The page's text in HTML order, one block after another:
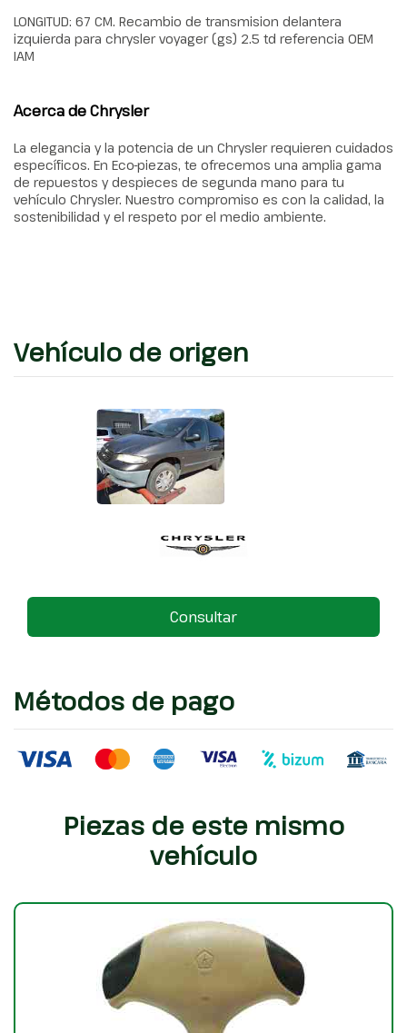
LONGITUD: 67 CM. Recambio de transmision delantera
izquierda para chrysler voyager (gs) 2.5 td referencia OEM
IAM
Acerca de Chrysler
La elegancia y la potencia de un Chrysler requieren cuidados
específicos. En Eco-piezas, te ofrecemos una amplia gama
de repuestos y despieces de segunda mano para tu
vehículo Chrysler. Nuestro compromiso es con la calidad, la
sostenibilidad y el respeto por el medio ambiente.
Vehículo de origen
Consultar
Métodos de pago
Piezas de este mismo
vehículo